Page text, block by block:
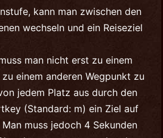
kann man zwischen den
wechseln und ein Reiseziel
man nicht erst zu einem
einem anderen Wegpunkt zu
jedem Platz aus durch den
(Standard: m) ein Ziel auf
muss jedoch 4 Sekunden